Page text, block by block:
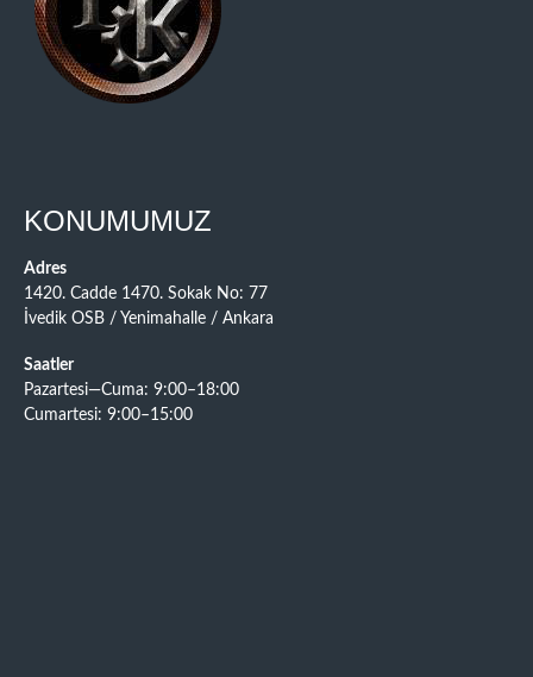
KONUMUMUZ
Adres
1420. Cadde 1470. Sokak No: 77
İvedik OSB / Yenimahalle / Ankara
Saatler
Pazartesi—Cuma: 9:00–18:00
Cumartesi: 9:00–15:00